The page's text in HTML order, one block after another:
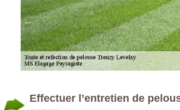
Effectuer l’entretien de